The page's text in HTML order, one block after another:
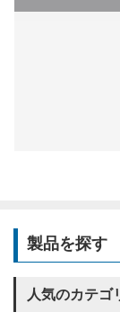
製品を探す
人気のカテゴ